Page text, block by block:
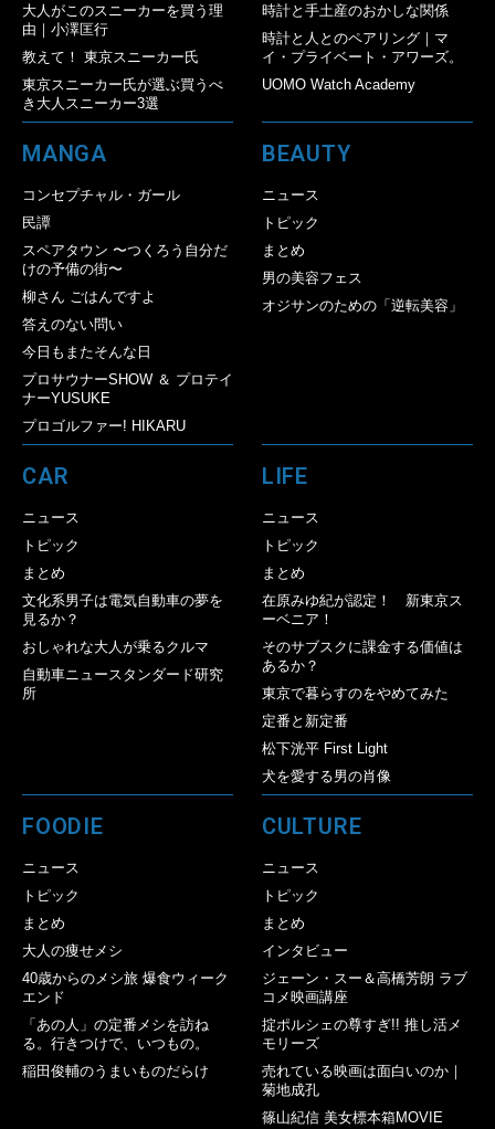
大人がこのスニーカーを買う理
由｜小澤匡行
教えて！ 東京スニーカー氏
東京スニーカー氏が選ぶ買うべ
き大人スニーカー3選
時計と手土産のおかしな関係
時計と人とのペアリング｜マ
イ・プライベート・アワーズ。
UOMO Watch Academy
MANGA
コンセプチャル・ガール
民譚
スペアタウン 〜つくろう自分だ
けの予備の街〜
柳さん ごはんですよ
答えのない問い
今日もまたそんな日
プロサウナーSHOW ＆ プロテイ
ナーYUSUKE
プロゴルファー! HIKARU
BEAUTY
ニュース
トピック
まとめ
男の美容フェス
オジサンのための「逆転美容」
CAR
ニュース
トピック
まとめ
文化系男子は電気自動車の夢を
見るか？
おしゃれな大人が乗るクルマ
自動車ニュースタンダード研究
所
LIFE
ニュース
トピック
まとめ
在原みゆ紀が認定！ 新東京ス
ーベニア！
そのサブスクに課金する価値は
あるか？
東京で暮らすのをやめてみた
定番と新定番
松下洸平 First Light
犬を愛する男の肖像
FOODIE
ニュース
トピック
まとめ
大人の痩せメシ
40歳からのメシ旅 爆食ウィーク
エンド
「あの人」の定番メシを訪ね
る。行きつけで、いつもの。
稲田俊輔のうまいものだらけ
CULTURE
ニュース
トピック
まとめ
インタビュー
ジェーン・スー＆高橋芳朗 ラブ
コメ映画講座
掟ポルシェの尊すぎ!! 推し活メ
モリーズ
売れている映画は面白いのか｜
菊地成孔
篠山紀信 美女標本箱MOVIE